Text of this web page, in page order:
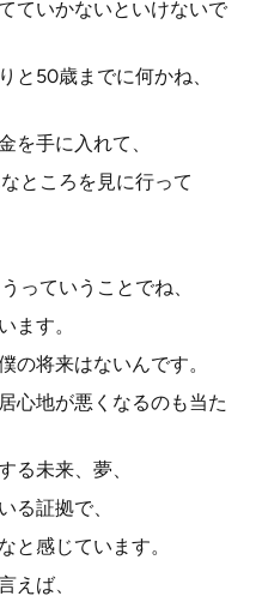
ていかないといけないで
と50歳までに何かね、
を手に入れて、
ところを見に行って
っていうことでね、
ます。
の将来はないんです。
心地が悪くなるのも当た
る未来、夢、
る証拠で、
と感じています。
えば、